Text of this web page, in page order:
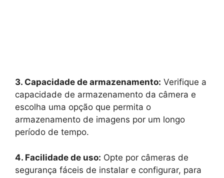
3. Capacidade de armazenamento: Verifique a
capacidade de armazenamento da câmera e
escolha uma opção que permita o
armazenamento de imagens por um longo
período de tempo.
4. Facilidade de uso: Opte por câmeras de
segurança fáceis de instalar e configurar, para